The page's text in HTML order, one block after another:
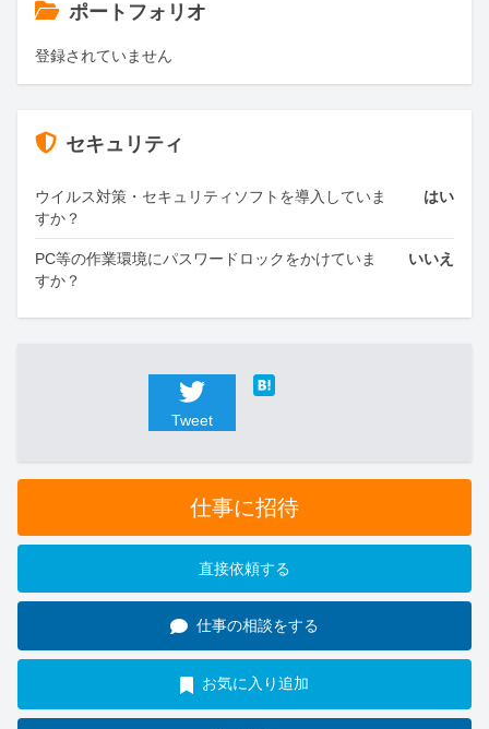
ポートフォリオ
登録されていません
セキュリティ
ウイルス対策・セキュリティソフトを導入していま
すか？
はい
PC等の作業環境にパスワードロックをかけていま
すか？
いいえ
Tweet
仕事に招待
直接依頼する
仕事の相談をする
お気に入り追加